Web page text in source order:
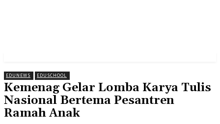
EDUNEWS EDUSCHOOL
Kemenag Gelar Lomba Karya Tulis
Nasional Bertema Pesantren
Ramah Anak